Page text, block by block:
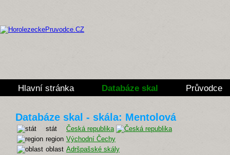
Hlavní stránka Databáze skal Průvodce
Databáze skal - skála: Mentolová
stát
Česká republika
region Východní Čechy
oblast Adršpašské skály